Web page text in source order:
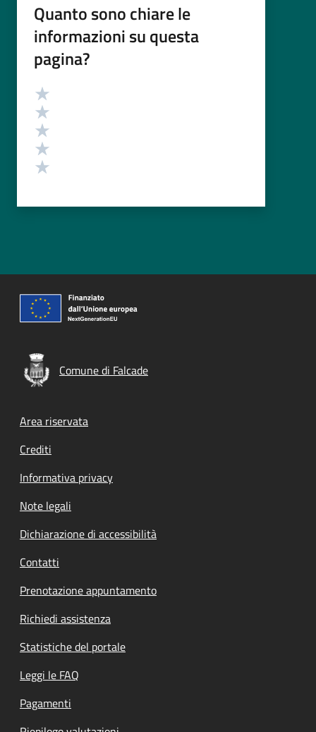
Quanto sono chiare le
informazioni su questa
pagina?
Valutazione
Comune di Falcade
Footer menu
Area riservata
Crediti
Informativa privacy
Note legali
Dichiarazione di accessibilità
Contatti
Prenotazione appuntamento
Richiedi assistenza
Statistiche del portale
Leggi le FAQ
Pagamenti